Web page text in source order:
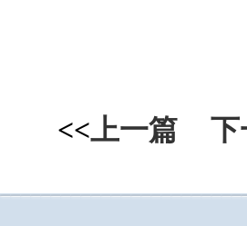
<<上一篇 下